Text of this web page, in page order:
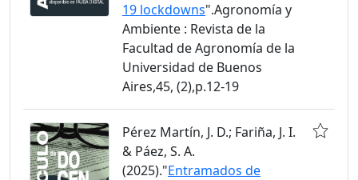
19 lockdowns".Agronomía y
Ambiente : Revista de la
Facultad de Agronomía de la
Universidad de Buenos
Aires,45, (2),p.12-19
Pérez Martín, J. D.; Fariña, J. I.
& Páez, S. A.
(2025)."Entramados de